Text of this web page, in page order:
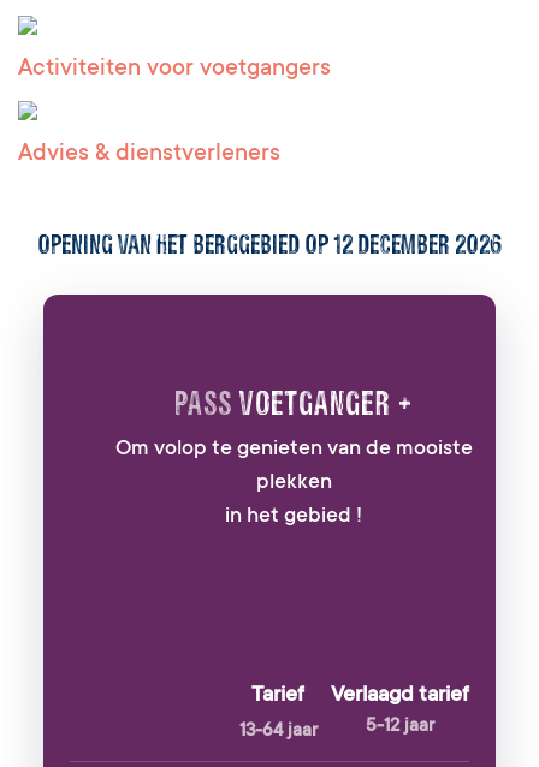
Activiteiten voor voetgangers
Advies & dienstverleners
Opening van het Berggebied op 12 december 2026
PASS VOETGANGER +
Om volop te genieten van de mooiste
plekken
in het gebied !
Tarief
13-64 jaar
Verlaagd tarief
5-12 jaar